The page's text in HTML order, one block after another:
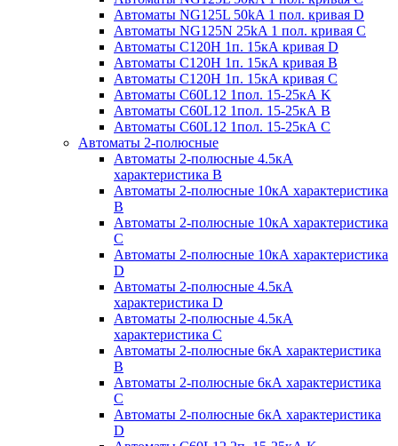
Автоматы NG125L 50kA 1 пол. кривая D
Автоматы NG125N 25kA 1 пол. кривая C
Автоматы С120H 1п. 15кА кривая D
Автоматы С120H 1п. 15кА кривая В
Автоматы С120H 1п. 15кА кривая С
Автоматы С60L12 1пол. 15-25кА K
Автоматы С60L12 1пол. 15-25кА В
Автоматы С60L12 1пол. 15-25кА С
Автоматы 2-полюсные
Автоматы 2-полюсные 4.5кА
характеристика В
Автоматы 2-полюсные 10кА характеристика
B
Автоматы 2-полюсные 10кА характеристика
C
Автоматы 2-полюсные 10кА характеристика
D
Автоматы 2-полюсные 4.5кА
характеристика D
Автоматы 2-полюсные 4.5кА
характеристика С
Автоматы 2-полюсные 6кА характеристика
B
Автоматы 2-полюсные 6кА характеристика
C
Автоматы 2-полюсные 6кА характеристика
D